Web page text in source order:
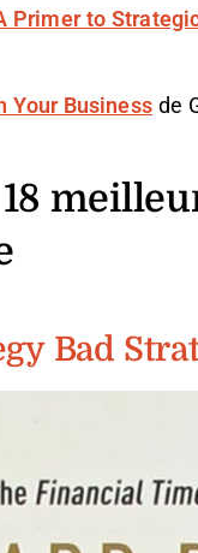
Primer to
Your Business de
Bad